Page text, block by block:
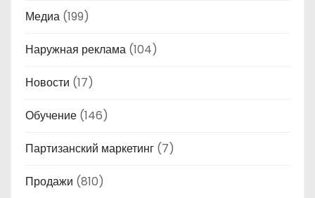
Медиа (199)
Наружная реклама (104)
Новости (17)
Обучение (146)
Партизанский маркетинг (7)
Продажи (810)